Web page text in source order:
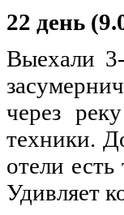
22 день
Выехали
через
техники.
отели
Удивляет